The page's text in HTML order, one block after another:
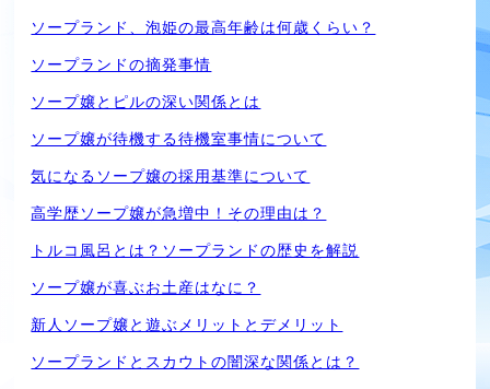
ソープランド、泡姫の最高年齢は何歳くらい？
ソープランドの摘発事情
ソープ嬢とピルの深い関係とは
ソープ嬢が待機する待機室事情について
気になるソープ嬢の採用基準について
高学歴ソープ嬢が急増中！その理由は？
トルコ風呂とは？ソープランドの歴史を解説
ソープ嬢が喜ぶお土産はなに？
新人ソープ嬢と遊ぶメリットとデメリット
ソープランドとスカウトの闇深な関係とは？